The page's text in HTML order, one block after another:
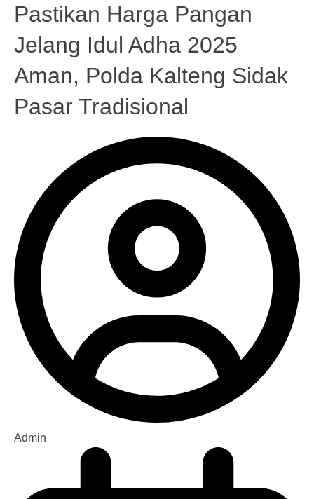
Pastikan Harga Pangan
Jelang Idul Adha 2025
Aman, Polda Kalteng Sidak
Pasar Tradisional
Admin